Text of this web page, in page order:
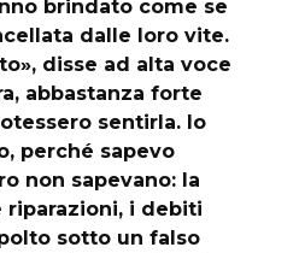
brindato come se
dalle loro vite.
disse ad alta voce
abbastanza forte
sentirla. Io
perché sapevo
non sapevano: la
riparazioni, i debiti
sotto un falso